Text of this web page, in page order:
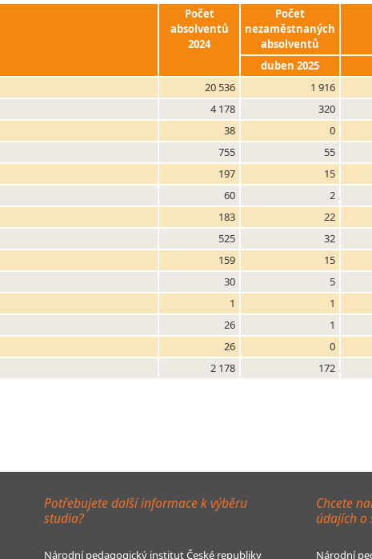
Počet
absolventů
2024
Počet
nezaměstnaných
absolventů
duben 2025
20 536
1 916
4 178
320
38
0
755
55
197
15
60
2
183
22
525
32
159
15
30
5
1
1
26
1
26
0
2 178 172
Potřebujete další informace k výběru
studia?
Národní pedagogický institut České republiky
Chcete
údajích o
Národní